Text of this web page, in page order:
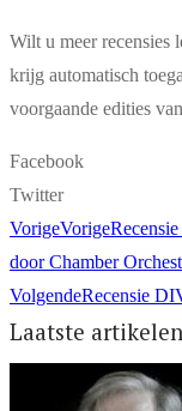
Wilt u meer recensies
krijg automatisch
voorgaande edities
Facebook
Twitter
VorigeVorige
door Chamber
VolgendeRecensie
Laatste artikelen